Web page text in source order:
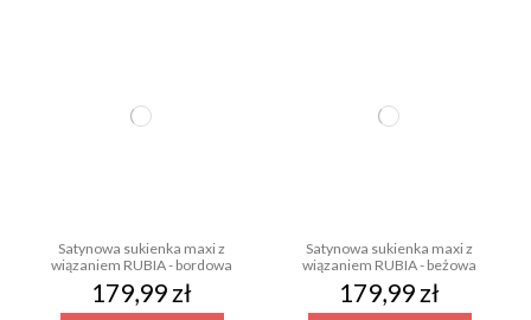
Satynowa sukienka maxi z
wiązaniem RUBIA - bordowa
179,99 zł
Satynowa sukienka maxi z
wiązaniem RUBIA - beżowa
179,99 zł